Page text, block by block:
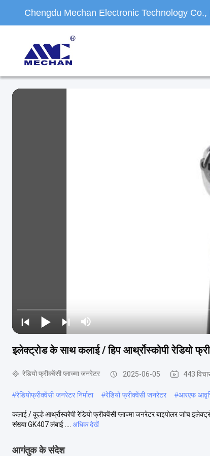
Chengdu Mechan Electronic Technology Co.,
इलेक्ट्रोड के साथ कलाई / हिप आर्थ्रोस्कोपी रेडियो
रेडियो फ्रीक्वेंसी प्लाज्मा जनरेटर 2025-06-05 443
#रेडियोफ्रीक्वेंसी जनरेटर निर्माता #रेडियो फ्रीक्वेंसी जनरेटर #आरएफ
कलाई / कूल्हे आर्थ्रोस्कोपी रेडियो फ्रीक्वेंसी प्लाज्मा जनरेटर बाइपोलर जांच
संख्या GK407 लंबाई ....
अधिक देखें
आगंतुक के संदेश